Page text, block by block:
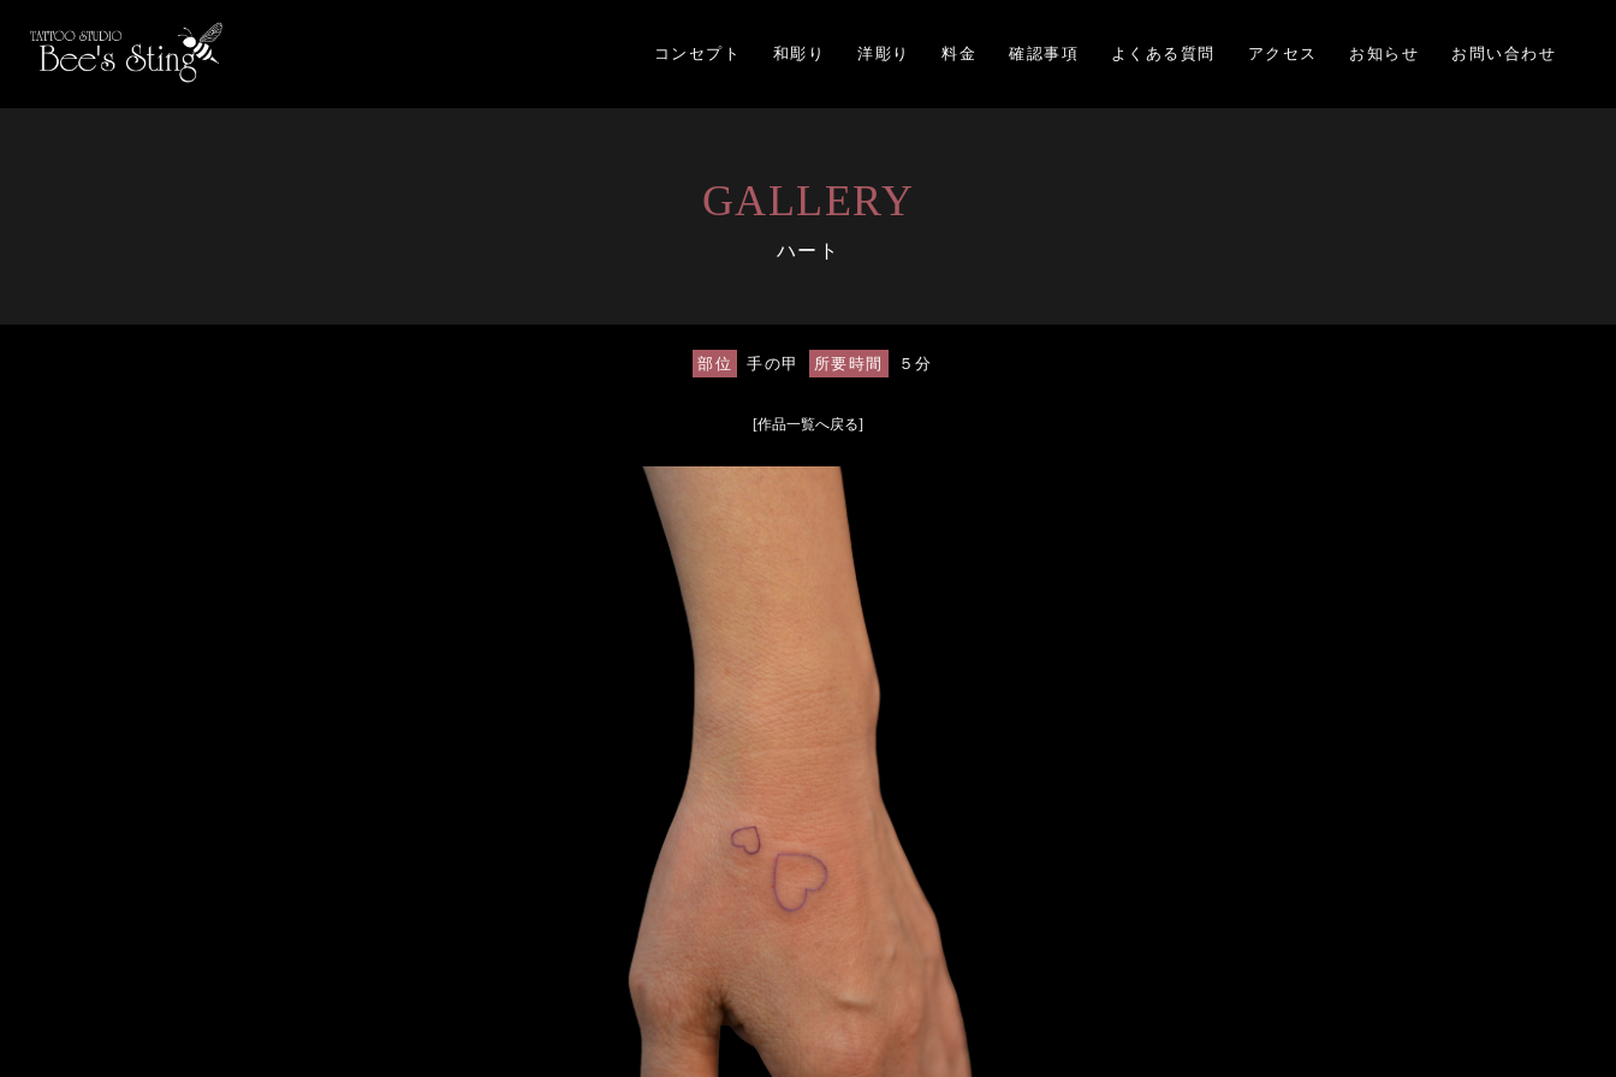
コンセプト 和彫り 洋彫り 料金 確認事項 よくある質問 アクセス お知らせ お問い合わせ
GALLERY
ハート
部位 手の甲 所要時間 ５分